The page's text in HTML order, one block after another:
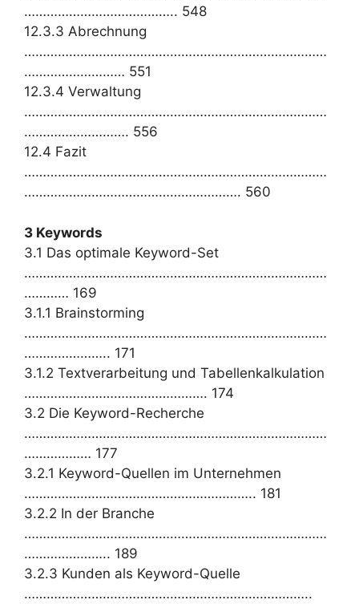
………………………………….. 548
12.3.3 Abrechnung
………………………………………………………………………
……………………… 551
12.3.4 Verwaltung
………………………………………………………………………
………………………. 556
12.4 Fazit
………………………………………………………………………
…………………………………………………. 560
3 Keywords
3.1 Das optimale Keyword-Set
………………………………………………………………………
………… 169
3.1.1 Brainstorming
………………………………………………………………………
………………….. 171
3.1.2 Textverarbeitung und Tabellenkalkulation
…………………………………………. 174
3.2 Die Keyword-Recherche
………………………………………………………………………
……………… 177
3.2.1 Keyword-Quellen im Unternehmen
…………………………………………………….. 181
3.2.2 In der Branche
………………………………………………………………………
………………….. 189
3.2.3 Kunden als Keyword-Quelle
…………………………………………………………………..